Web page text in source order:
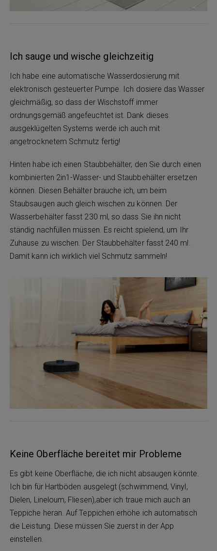
Ich sauge und wische gleichzeitig
Ich habe eine automatische Wasserdosierung mit
elektronisch gesteuerter Pumpe. Ich dosiere das Wasser
gleichmäßig, so dass der Wischstoff immer
ordnungsgemäß angefeuchtet ist. Dank dieses
ausgeklügelten Systems werde ich auch mit
angetrocknetem Schmutz fertig!
Hinten habe ich einen Staubbehälter, den Sie durch einen
kombinierten 2in1-Wasser- und Staubbehälter ersetzen
können. Diesen Behälter brauche ich, um beim
Staubsaugen auch gleich wischen zu können. Der
Wasserbehälter fasst 230 ml, so dass Sie ihn nicht
ständig nachfüllen müssen. Es reicht spielend, um Ihr
Zuhause zu wischen. Der Staubbehälter fasst 240 ml.
Damit kann ich wirklich viel Schmutz sammeln!
Keine Oberfläche bereitet mir Probleme
Es gibt keine Oberfläche, die ich nicht absaugen könnte.
Ich bin für Hartböden ausgelegt (schwimmend, Vinyl,
Dielen, Lineloum, Fliesen),aber ich traue mich auch an
Teppiche heran. Auf Teppichen erhöhe ich automatisch
die Leistung. Diese müssen Sie zuerst in der App
einstellen.